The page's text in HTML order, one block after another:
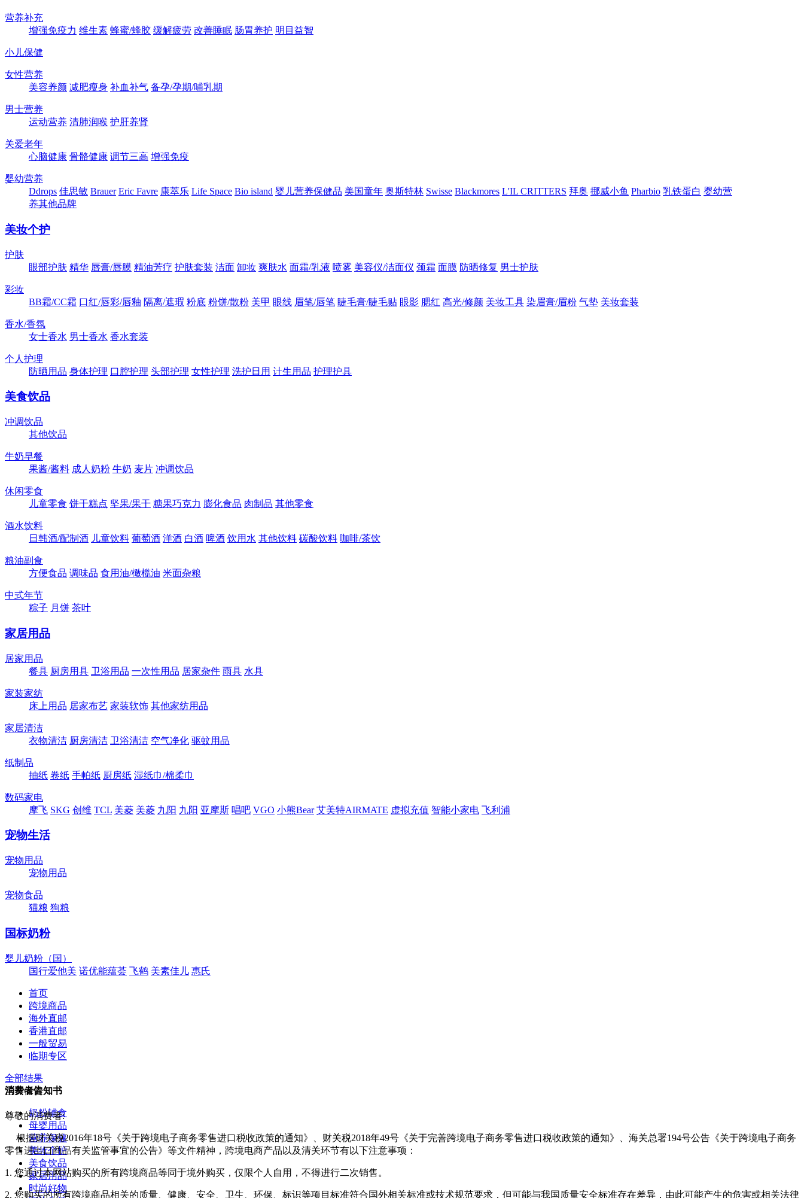
营养补充
增强免疫力 维生素 蜂蜜/蜂胶 缓解疲劳 改善睡眠 肠胃养护 明目益智
小儿保健
女性营养
美容养颜 减肥瘦身 补血补气 备孕/孕期/哺乳期
男士营养
运动营养 清肺润喉 护肝养肾
关爱老年
心脑健康 骨骼健康 调节三高 增强免疫
婴幼营养
Ddrops 佳思敏 Brauer Eric Favre 康萃乐 Life Space Bio island 婴儿营养保健品 美国童年 奥斯特林 Swisse Blackmores L'IL CRITTERS 拜奥 挪威小鱼 Pharbio 乳铁蛋白 婴幼营
养其他品牌
美妆个护
护肤
眼部护肤 精华 唇膏/唇膜 精油芳疗 护肤套装 洁面 卸妆 爽肤水 面霜/乳液 喷雾 美容仪/洁面仪 颈霜 面膜 防晒修复 男士护肤
彩妆
BB霜/CC霜 口红/唇彩/唇釉 隔离/遮瑕 粉底 粉饼/散粉 美甲 眼线 眉笔/唇笔 睫毛膏/睫毛贴 眼影 腮红 高光/修颜 美妆工具 染眉膏/眉粉 气垫 美妆套装
香水/香氛
女士香水 男士香水 香水套装
个人护理
防晒用品 身体护理 口腔护理 头部护理 女性护理 洗护日用 计生用品 护理护具
美食饮品
冲调饮品
其他饮品
牛奶早餐
果酱/酱料 成人奶粉 牛奶 麦片 冲调饮品
休闲零食
儿童零食 饼干糕点 坚果/果干 糖果巧克力 膨化食品 肉制品 其他零食
酒水饮料
日韩酒/配制酒 儿童饮料 葡萄酒 洋酒 白酒 啤酒 饮用水 其他饮料 碳酸饮料 咖啡/茶饮
粮油副食
方便食品 调味品 食用油/橄榄油 米面杂粮
中式年节
粽子 月饼 茶叶
家居用品
居家用品
餐具 厨房用具 卫浴用品 一次性用品 居家杂件 雨具 水具
家装家纺
床上用品 居家布艺 家装软饰 其他家纺用品
家居清洁
衣物清洁 厨房清洁 卫浴清洁 空气净化 驱蚊用品
纸制品
抽纸 卷纸 手帕纸 厨房纸 湿纸巾/棉柔巾
数码家电
摩飞 SKG 创维 TCL 美菱 美菱 九阳 九阳 亚摩斯 唱吧 VGO 小熊Bear 艾美特AIRMATE 虚拟充值 智能小家电 飞利浦
宠物生活
宠物用品
宠物用品
宠物食品
猫粮 狗粮
国标奶粉
婴儿奶粉（国）
国行爱他美 诺优能蕴荟 飞鹤 美素佳儿 惠氏
首页
跨境商品
海外直邮
香港直邮
一般贸易
临期专区
消费者告知书
尊敬的消费者:
根据财关税2016年18号《关于跨境电子商务零售进口税收政策的通知》、财关税2018年49号《关于完善跨境电子商务零售进口税收政策的通知》、海关总署194号公告《关于跨境电子商务
零售进出口商品有关监管事宜的公告》等文件精神，跨境电商产品以及清关环节有以下注意事项：
1. 您通过本网站购买的所有跨境商品等同于境外购买，仅限个人自用，不得进行二次销售。
2. 您购买的所有跨境商品相关的质量、健康、安全、卫生、环保、标识等项目标准符合国外相关标准或技术规范要求，但可能与我国质量安全标准存在差异，由此可能产生的危害或相关法律
全部结果
营养保健
奶粉辅食
母婴用品
营养保健
美妆个护
美食饮品
家居用品
时尚好物